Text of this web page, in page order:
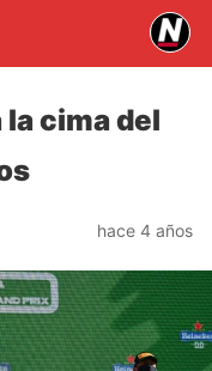
cima del
hace 4 años